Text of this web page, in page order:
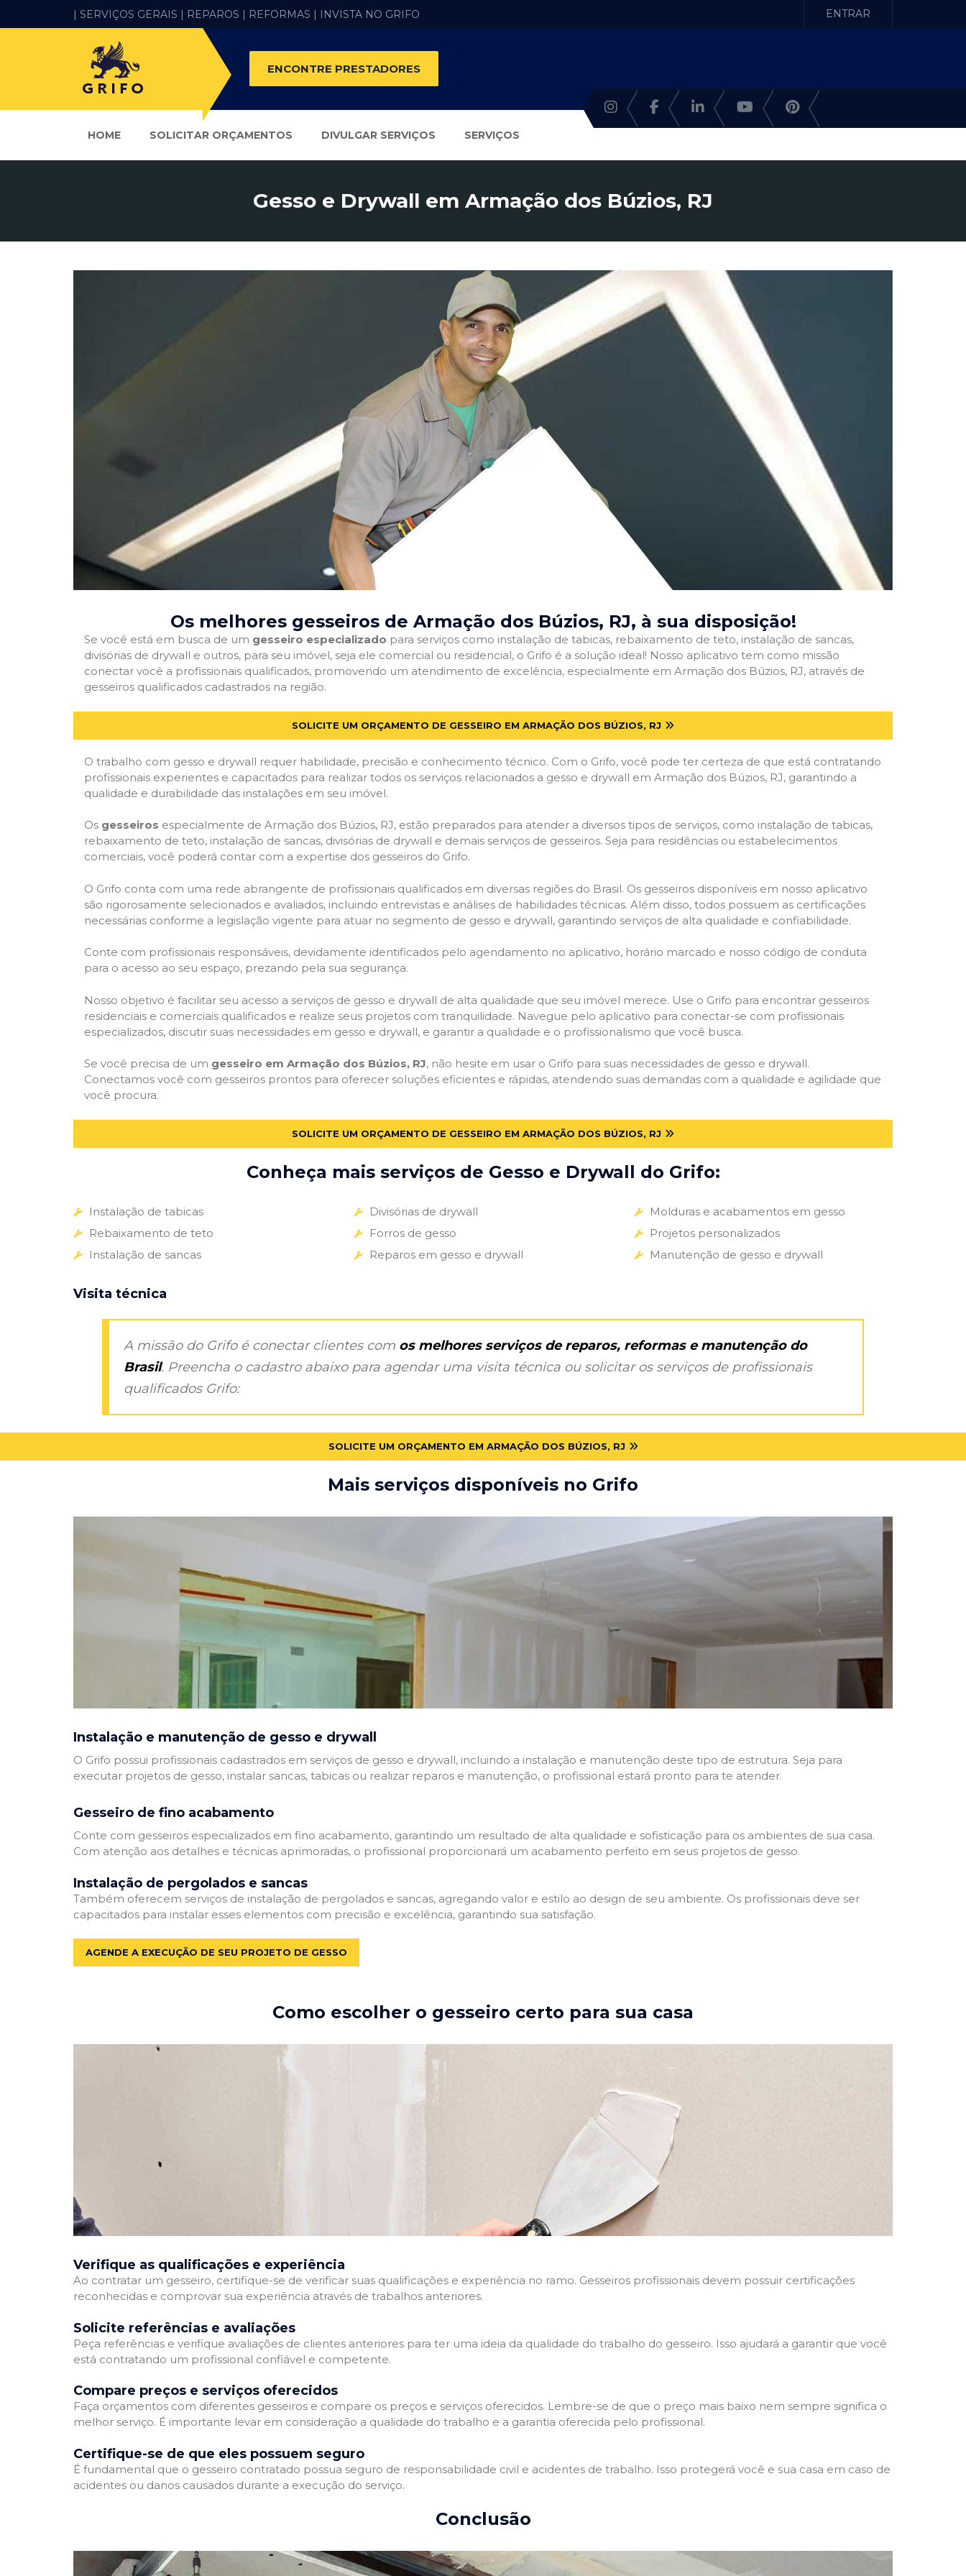
| SERVIÇOS GERAIS | REPAROS | REFORMAS | INVISTA NO GRIFO ENTRAR
ENCONTRE PRESTADORES
HOME SOLICITAR ORÇAMENTOS DIVULGAR SERVIÇOS SERVIÇOS
Gesso e Drywall em Armação dos Búzios, RJ
Os melhores gesseiros de Armação dos Búzios, RJ, à sua disposição!
Se você está em busca de um gesseiro especializado para serviços como instalação de tabicas, rebaixamento de teto, instalação de sancas,
divisórias de drywall e outros, para seu imóvel, seja ele comercial ou residencial, o Grifo é a solução ideal! Nosso aplicativo tem como missão
conectar você a profissionais qualificados, promovendo um atendimento de excelência, especialmente em Armação dos Búzios, RJ, através de
gesseiros qualificados cadastrados na região.
SOLICITE UM ORÇAMENTO DE GESSEIRO EM ARMAÇÃO DOS BÚZIOS, RJ
O trabalho com gesso e drywall requer habilidade, precisão e conhecimento técnico. Com o Grifo, você pode ter certeza de que está contratando
profissionais experientes e capacitados para realizar todos os serviços relacionados a gesso e drywall em Armação dos Búzios, RJ, garantindo a
qualidade e durabilidade das instalações em seu imóvel.
Os gesseiros especialmente de Armação dos Búzios, RJ, estão preparados para atender a diversos tipos de serviços, como instalação de tabicas,
rebaixamento de teto, instalação de sancas, divisórias de drywall e demais serviços de gesseiros. Seja para residências ou estabelecimentos
comerciais, você poderá contar com a expertise dos gesseiros do Grifo.
O Grifo conta com uma rede abrangente de profissionais qualificados em diversas regiões do Brasil. Os gesseiros disponíveis em nosso aplicativo
são rigorosamente selecionados e avaliados, incluindo entrevistas e análises de habilidades técnicas. Além disso, todos possuem as certificações
necessárias conforme a legislação vigente para atuar no segmento de gesso e drywall, garantindo serviços de alta qualidade e confiabilidade.
Conte com profissionais responsáveis, devidamente identificados pelo agendamento no aplicativo, horário marcado e nosso código de conduta
para o acesso ao seu espaço, prezando pela sua segurança.
Nosso objetivo é facilitar seu acesso a serviços de gesso e drywall de alta qualidade que seu imóvel merece. Use o Grifo para encontrar gesseiros
residenciais e comerciais qualificados e realize seus projetos com tranquilidade. Navegue pelo aplicativo para conectar-se com profissionais
especializados, discutir suas necessidades em gesso e drywall, e garantir a qualidade e o profissionalismo que você busca.
Se você precisa de um gesseiro em Armação dos Búzios, RJ, não hesite em usar o Grifo para suas necessidades de gesso e drywall.
Conectamos você com gesseiros prontos para oferecer soluções eficientes e rápidas, atendendo suas demandas com a qualidade e agilidade que
você procura.
SOLICITE UM ORÇAMENTO DE GESSEIRO EM ARMAÇÃO DOS BÚZIOS, RJ
Conheça mais serviços de Gesso e Drywall do Grifo:
Instalação de tabicas
Rebaixamento de teto
Instalação de sancas
Divisórias de drywall
Forros de gesso
Reparos em gesso e drywall
Molduras e acabamentos em gesso
Projetos personalizados
Manutenção de gesso e drywall
Visita técnica
A missão do Grifo é conectar clientes com os melhores serviços de reparos, reformas e manutenção do
Brasil. Preencha o cadastro abaixo para agendar uma visita técnica ou solicitar os serviços de profissionais
qualificados Grifo:
SOLICITE UM ORÇAMENTO EM ARMAÇÃO DOS BÚZIOS, RJ
Mais serviços disponíveis no Grifo
Instalação e manutenção de gesso e drywall
O Grifo possui profissionais cadastrados em serviços de gesso e drywall, incluindo a instalação e manutenção deste tipo de estrutura. Seja para
executar projetos de gesso, instalar sancas, tabicas ou realizar reparos e manutenção, o profissional estará pronto para te atender.
Gesseiro de fino acabamento
Conte com gesseiros especializados em fino acabamento, garantindo um resultado de alta qualidade e sofisticação para os ambientes de sua casa.
Com atenção aos detalhes e técnicas aprimoradas, o profissional proporcionará um acabamento perfeito em seus projetos de gesso.
Instalação de pergolados e sancas
Também oferecem serviços de instalação de pergolados e sancas, agregando valor e estilo ao design de seu ambiente. Os profissionais deve ser
capacitados para instalar esses elementos com precisão e excelência, garantindo sua satisfação.
AGENDE A EXECUÇÃO DE SEU PROJETO DE GESSO
Como escolher o gesseiro certo para sua casa
Verifique as qualificações e experiência
Ao contratar um gesseiro, certifique-se de verificar suas qualificações e experiência no ramo. Gesseiros profissionais devem possuir certificações
reconhecidas e comprovar sua experiência através de trabalhos anteriores.
Solicite referências e avaliações
Peça referências e verifique avaliações de clientes anteriores para ter uma ideia da qualidade do trabalho do gesseiro. Isso ajudará a garantir que você
está contratando um profissional confiável e competente.
Compare preços e serviços oferecidos
Faça orçamentos com diferentes gesseiros e compare os preços e serviços oferecidos. Lembre-se de que o preço mais baixo nem sempre significa o
melhor serviço. É importante levar em consideração a qualidade do trabalho e a garantia oferecida pelo profissional.
Certifique-se de que eles possuem seguro
É fundamental que o gesseiro contratado possua seguro de responsabilidade civil e acidentes de trabalho. Isso protegerá você e sua casa em caso de
acidentes ou danos causados durante a execução do serviço.
Conclusão